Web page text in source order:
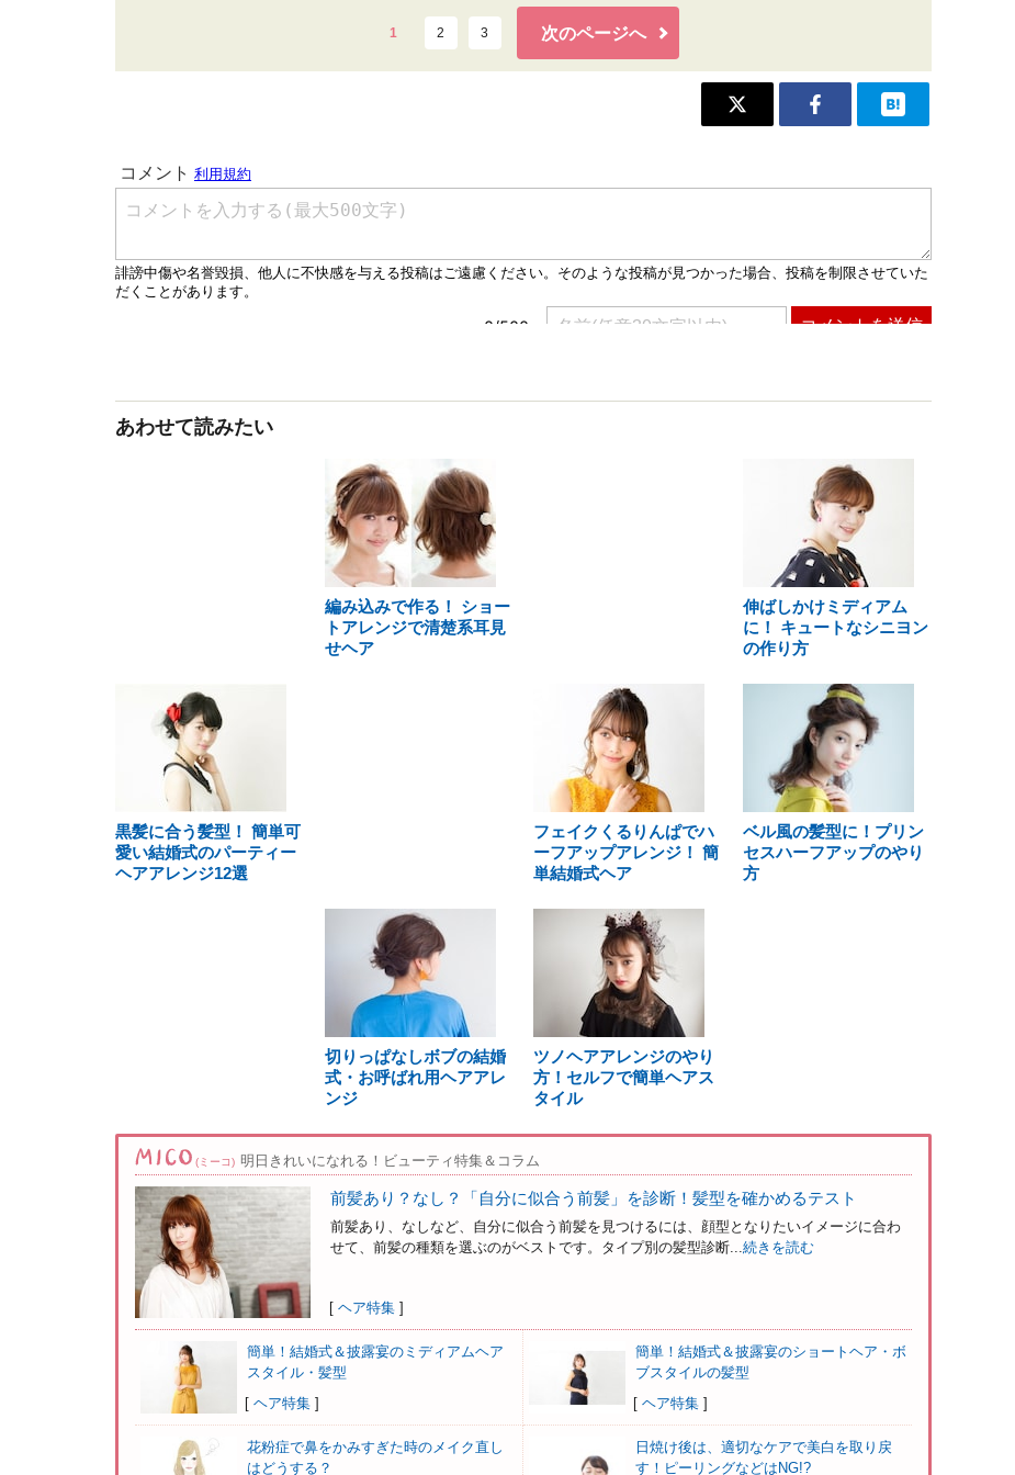
1 2 3 次のページへ
あわせて読みたい
編み込みで作る！ ショー
トアレンジで清楚系耳見
せヘア
伸ばしかけミディアム
に！ キュートなシニヨン
の作り方
黒髪に合う髪型！ 簡単可
愛い結婚式のパーティー
ヘアアレンジ12選
フェイクくるりんぱでハ
ーフアップアレンジ！ 簡
単結婚式ヘア
ベル風の髪型に！プリン
セスハーフアップのやり
方
切りっぱなしボブの結婚
式・お呼ばれ用ヘアアレ
ンジ
ツノヘアアレンジのやり
方！セルフで簡単ヘアス
タイル
(ミーコ) 明日きれいになれる！ビューティ特集＆コラム
前髪あり？なし？「自分に似合う前髪」を診断！髪型を確かめるテスト
前髪あり、なしなど、自分に似合う前髪を見つけるには、顔型となりたいイメージに合わ
せて、前髪の種類を選ぶのがベストです。タイプ別の髪型診断...続きを読む
[ ヘア特集 ]
簡単！結婚式＆披露宴のミディアムヘア
スタイル・髪型
[ ヘア特集 ]
簡単！結婚式＆披露宴のショートヘア・ボ
ブスタイルの髪型
[ ヘア特集 ]
花粉症で鼻をかみすぎた時のメイク直し
はどうする？
日焼け後は、適切なケアで美白を取り戻
す！ピーリングなどはNG!?